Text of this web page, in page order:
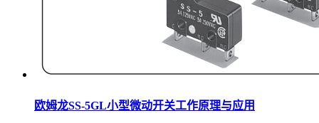
欧姆龙SS-5GL小型微动开关工作原理与应用